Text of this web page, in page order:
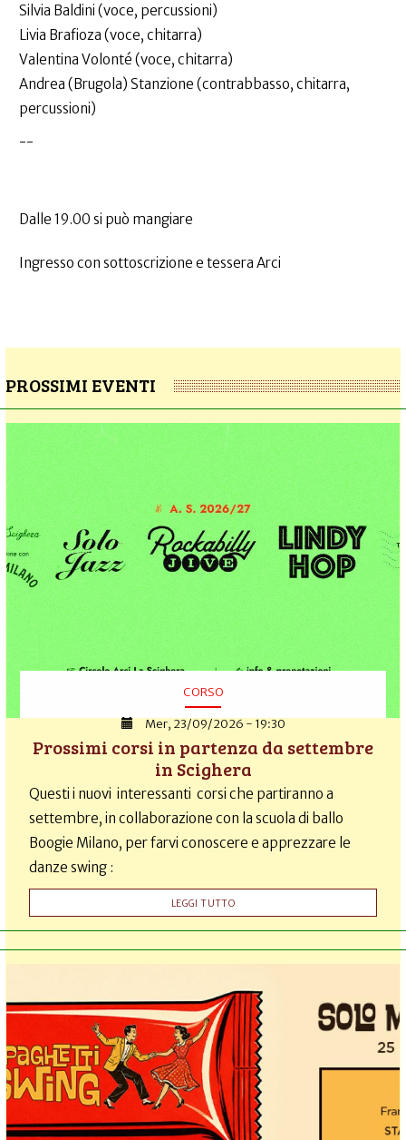
Silvia Baldini (voce, percussioni)
Livia Brafioza (voce, chitarra)
Valentina Volonté (voce, chitarra)
Andrea (Brugola) Stanzione (contrabbasso, chitarra,
percussioni)
--
Dalle 19.00 si può mangiare
Ingresso con sottoscrizione e tessera Arci
PROSSIMI EVENTI
CORSO
Mer, 23/09/2026 - 19:30
Prossimi corsi in partenza da settembre
in Scighera
Questi i nuovi interessanti corsi che partiranno a
settembre, in collaborazione con la scuola di ballo
Boogie Milano, per farvi conoscere e apprezzare le
danze swing :
LEGGI TUTTO